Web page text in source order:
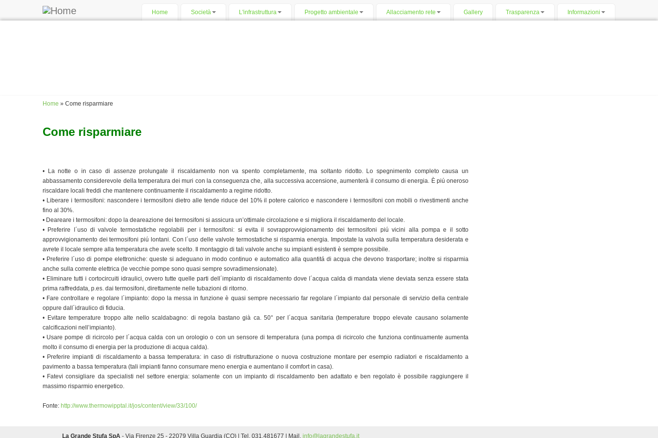
Salta al contenuto principale
Home
Società L'infrastruttura Progetto ambientale Allacciamento rete Gallery Trasparenza Informazioni
Tu sei qui
Home » Come risparmiare
Come risparmiare
• La notte o in caso di assenze prolungate il riscaldamento non va spento completamente, ma soltanto ridotto. Lo spegnimento completo causa un
abbassamento considerevole della temperatura dei muri con la conseguenza che, alla successiva accensione, aumenterà il consumo di energia. È piú oneroso
riscaldare locali freddi che mantenere continuamente il riscaldamento a regime ridotto.
• Liberare i termosifoni: nascondere i termosifoni dietro alle tende riduce del 10% il potere calorico e nascondere i termosifoni con mobili o rivestimenti anche
fino al 30%.
• Deareare i termosifoni: dopo la deareazione dei termosifoni si assicura un’ottimale circolazione e si migliora il riscaldamento del locale.
• Preferire l´uso di valvole termostatiche regolabili per i termosifoni: si evita il sovrapprovvigionamento dei termosifoni piú vicini alla pompa e il sotto
approvvigionamento dei termosifoni piú lontani. Con l´uso delle valvole termostatiche si risparmia energia. Impostate la valvola sulla temperatura desiderata e
avrete il locale sempre alla temperatura che avete scelto. Il montaggio di tali valvole anche su impianti esistenti è sempre possibile.
• Preferire l´uso di pompe elettroniche: queste si adeguano in modo continuo e automatico alla quantitá di acqua che devono trasportare; inoltre si risparmia
anche sulla corrente elettrica (le vecchie pompe sono quasi sempre sovradimensionate).
• Eliminare tutti i cortocircuiti idraulici, ovvero tutte quelle parti dell´impianto di riscaldamento dove l´acqua calda di mandata viene deviata senza essere stata
prima raffreddata, p.es. dai termosifoni, direttamente nelle tubazioni di ritorno.
• Fare controllare e regolare l´impianto: dopo la messa in funzione è quasi sempre necessario far regolare l´impianto dal personale di servizio della centrale
oppure dall´idraulico di fiducia.
• Evitare temperature troppo alte nello scaldabagno: di regola bastano già ca. 50° per l´acqua sanitaria (temperature troppo elevate causano solamente
calcificazioni nell’impianto).
• Usare pompe di ricircolo per l´acqua calda con un orologio o con un sensore di temperatura (una pompa di ricircolo che funziona continuamente aumenta
molto il consumo di energia per la produzione di acqua calda).
• Preferire impianti di riscaldamento a bassa temperatura: in caso di ristrutturazione o nuova costruzione montare per esempio radiatori e riscaldamento a
pavimento a bassa temperatura (tali impianti fanno consumare meno energia e aumentano il comfort in casa).
• Fatevi consigliare da specialisti nel settore energia: solamente con un impianto di riscaldamento ben adattato e ben regolato è possibile raggiungere il
massimo risparmio energetico.
Fonte: http://www.thermowipptal.it/jos/content/view/33/100/
La Grande Stufa SpA - Via Firenze 25 - 22079 Villa Guardia (CO) | Tel. 031.481677 | Mail. info@lagrandestufa.it